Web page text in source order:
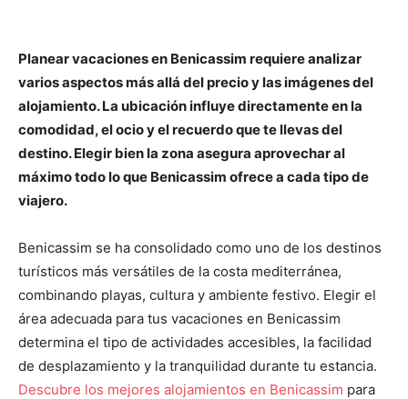
Planear vacaciones en Benicassim requiere analizar
varios aspectos más allá del precio y las imágenes del
alojamiento. La ubicación influye directamente en la
comodidad, el ocio y el recuerdo que te llevas del
destino. Elegir bien la zona asegura aprovechar al
máximo todo lo que Benicassim ofrece a cada tipo de
viajero.
Benicassim se ha consolidado como uno de los destinos
turísticos más versátiles de la costa mediterránea,
combinando playas, cultura y ambiente festivo. Elegir el
área adecuada para tus vacaciones en Benicassim
determina el tipo de actividades accesibles, la facilidad
de desplazamiento y la tranquilidad durante tu estancia.
Descubre los mejores alojamientos en Benicassim para